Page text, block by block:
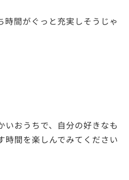
時間がぐっと充実しそうじゃ
いおうちで、自分の好きなも
時間を楽しんでみてください